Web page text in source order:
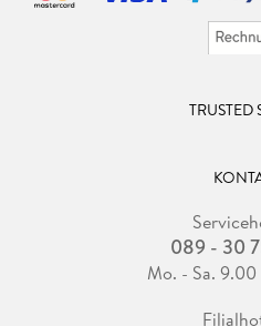
TRUSTED
089 - 30
Mo. - Sa.